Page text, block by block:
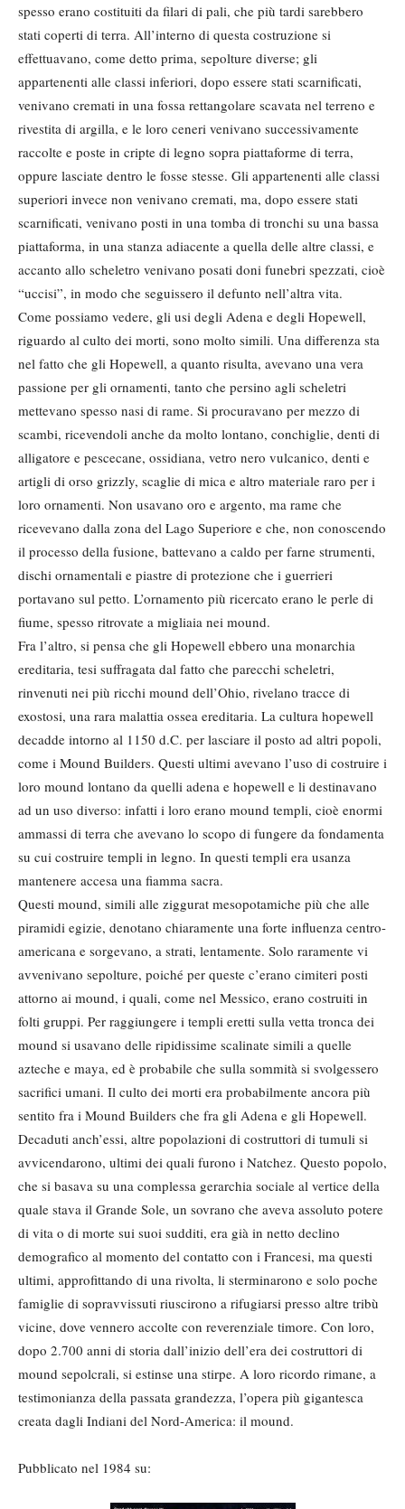
spesso erano costituiti da filari di pali, che più tardi sarebbero
stati coperti di terra. All’interno di questa costruzione si
effettuavano, come detto prima, sepolture diverse; gli
appartenenti alle classi inferiori, dopo essere stati scarnificati,
venivano cremati in una fossa rettangolare scavata nel terreno e
rivestita di argilla, e le loro ceneri venivano successivamente
raccolte e poste in cripte di legno sopra piattaforme di terra,
oppure lasciate dentro le fosse stesse. Gli appartenenti alle classi
superiori invece non venivano cremati, ma, dopo essere stati
scarnificati, venivano posti in una tomba di tronchi su una bassa
piattaforma, in una stanza adiacente a quella delle altre classi, e
accanto allo scheletro venivano posati doni funebri spezzati, cioè
“uccisi”, in modo che seguissero il defunto nell’altra vita.
Come possiamo vedere, gli usi degli Adena e degli Hopewell,
riguardo al culto dei morti, sono molto simili. Una differenza sta
nel fatto che gli Hopewell, a quanto risulta, avevano una vera
passione per gli ornamenti, tanto che persino agli scheletri
mettevano spesso nasi di rame. Si procuravano per mezzo di
scambi, ricevendoli anche da molto lontano, conchiglie, denti di
alligatore e pescecane, ossidiana, vetro nero vulcanico, denti e
artigli di orso grizzly, scaglie di mica e altro materiale raro per i
loro ornamenti. Non usavano oro e argento, ma rame che
ricevevano dalla zona del Lago Superiore e che, non conoscendo
il processo della fusione, battevano a caldo per farne strumenti,
dischi ornamentali e piastre di protezione che i guerrieri
portavano sul petto. L’ornamento più ricercato erano le perle di
fiume, spesso ritrovate a migliaia nei mound.
Fra l’altro, si pensa che gli Hopewell ebbero una monarchia
ereditaria, tesi suffragata dal fatto che parecchi scheletri,
rinvenuti nei più ricchi mound dell’Ohio, rivelano tracce di
exostosi, una rara malattia ossea ereditaria. La cultura hopewell
decadde intorno al 1150 d.C. per lasciare il posto ad altri popoli,
come i Mound Builders. Questi ultimi avevano l’uso di costruire i
loro mound lontano da quelli adena e hopewell e li destinavano
ad un uso diverso: infatti i loro erano mound templi, cioè enormi
ammassi di terra che avevano lo scopo di fungere da fondamenta
su cui costruire templi in legno. In questi templi era usanza
mantenere accesa una fiamma sacra.
Questi mound, simili alle ziggurat mesopotamiche più che alle
piramidi egizie, denotano chiaramente una forte influenza centro-
americana e sorgevano, a strati, lentamente. Solo raramente vi
avvenivano sepolture, poiché per queste c’erano cimiteri posti
attorno ai mound, i quali, come nel Messico, erano costruiti in
folti gruppi. Per raggiungere i templi eretti sulla vetta tronca dei
mound si usavano delle ripidissime scalinate simili a quelle
azteche e maya, ed è probabile che sulla sommità si svolgessero
sacrifici umani. Il culto dei morti era probabilmente ancora più
sentito fra i Mound Builders che fra gli Adena e gli Hopewell.
Decaduti anch’essi, altre popolazioni di costruttori di tumuli si
avvicendarono, ultimi dei quali furono i Natchez. Questo popolo,
che si basava su una complessa gerarchia sociale al vertice della
quale stava il Grande Sole, un sovrano che aveva assoluto potere
di vita o di morte sui suoi sudditi, era già in netto declino
demografico al momento del contatto con i Francesi, ma questi
ultimi, approfittando di una rivolta, li sterminarono e solo poche
famiglie di sopravvissuti riuscirono a rifugiarsi presso altre tribù
vicine, dove vennero accolte con reverenziale timore. Con loro,
dopo 2.700 anni di storia dall’inizio dell’era dei costruttori di
mound sepolcrali, si estinse una stirpe. A loro ricordo rimane, a
testimonianza della passata grandezza, l’opera più gigantesca
creata dagli Indiani del Nord-America: il mound.
Pubblicato nel 1984 su: